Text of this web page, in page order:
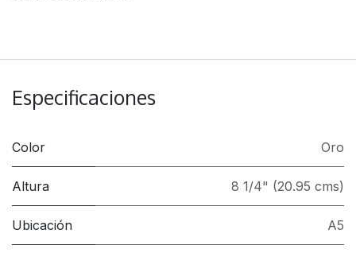
Especificaciones
Color Oro
Altura 8 1/4" (20.95 cms)
Ubicación A5